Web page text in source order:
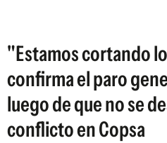
"Estamos cortando
confirma el paro
luego de que no se
conflicto en Copsa